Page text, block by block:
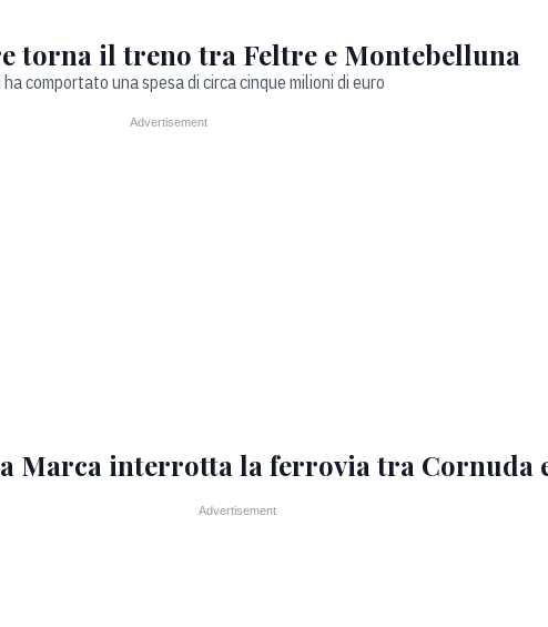
torna il treno tra Feltre e Montebelluna
comportato una spesa di circa cinque milioni di euro
Marca interrotta la ferrovia tra Cornuda